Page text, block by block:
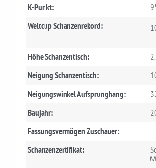
K-Punkt:
Weltcup Schanzenrekord:
Höhe Schanzentisch:
Neigung Schanzentisch:
Neigungswinkel Aufsprunghang:
Baujahr:
Fassungsvermögen Zuschauer:
Schanzenzertifikat: